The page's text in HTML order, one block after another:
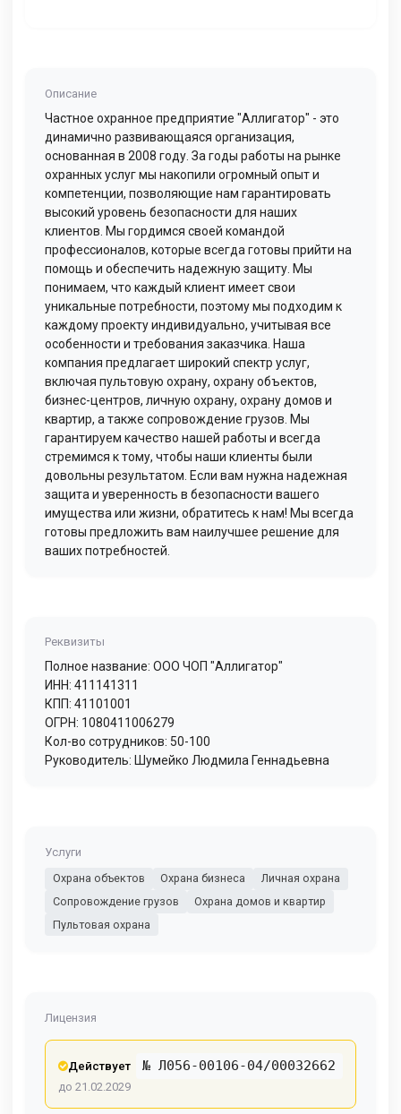
Описание
Частное охранное предприятие "Аллигатор" - это
динамично развивающаяся организация,
основанная в 2008 году. За годы работы на рынке
охранных услуг мы накопили огромный опыт и
компетенции, позволяющие нам гарантировать
высокий уровень безопасности для наших
клиентов. Мы гордимся своей командой
профессионалов, которые всегда готовы прийти на
помощь и обеспечить надежную защиту. Мы
понимаем, что каждый клиент имеет свои
уникальные потребности, поэтому мы подходим к
каждому проекту индивидуально, учитывая все
особенности и требования заказчика. Наша
компания предлагает широкий спектр услуг,
включая пультовую охрану, охрану объектов,
бизнес-центров, личную охрану, охрану домов и
квартир, а также сопровождение грузов. Мы
гарантируем качество нашей работы и всегда
стремимся к тому, чтобы наши клиенты были
довольны результатом. Если вам нужна надежная
защита и уверенность в безопасности вашего
имущества или жизни, обратитесь к нам! Мы всегда
готовы предложить вам наилучшее решение для
ваших потребностей.
Реквизиты
Полное название: ООО ЧОП "Аллигатор"
ИНН: 411141311
КПП: 41101001
ОГРН: 1080411006279
Кол-во сотрудников: 50-100
Руководитель: Шумейко Людмила Геннадьевна
Услуги
Охрана объектов
Охрана бизнеса
Личная охрана
Сопровождение грузов
Охрана домов и квартир
Пультовая охрана
Лицензия
Действует № Л056-00106-04/00032662
до 21.02.2029